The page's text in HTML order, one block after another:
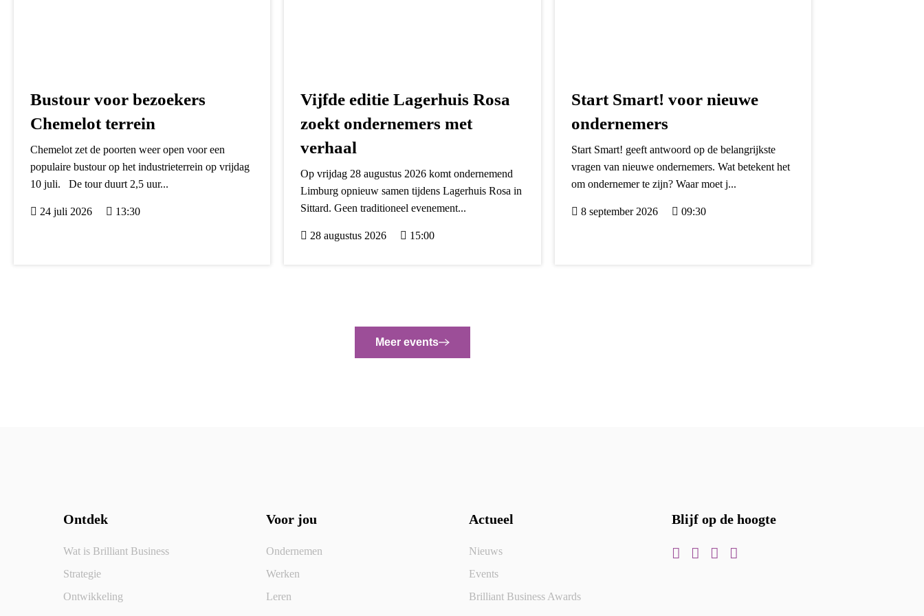
Bustour voor bezoekers
Chemelot terrein
Chemelot zet de poorten weer open voor een
populaire bustour op het industrieterrein op vrijdag
10 juli. De tour duurt 2,5 uur...
24 juli 2026 13:30
Vijfde editie Lagerhuis Rosa
zoekt ondernemers met
verhaal
Op vrijdag 28 augustus 2026 komt ondernemend
Limburg opnieuw samen tijdens Lagerhuis Rosa in
Sittard. Geen traditioneel evenement...
28 augustus 2026 15:00
Start Smart! voor nieuwe
ondernemers
Start Smart! geeft antwoord op de belangrijkste
vragen van nieuwe ondernemers. Wat betekent het
om ondernemer te zijn? Waar moet j...
8 september 2026 09:30
Meer events
Ontdek
Wat is Brilliant Business
Strategie
Ontwikkeling
Voor jou
Ondernemen
Werken
Leren
Actueel
Nieuws
Events
Brilliant Business Awards
Blijf op de hoogte